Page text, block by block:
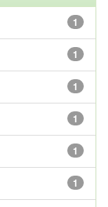
1
1
1
1
1
1